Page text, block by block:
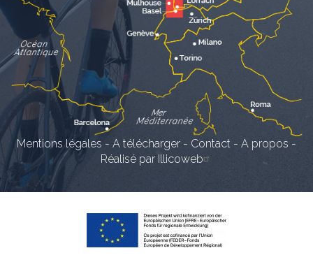
Mentions légales - A télécharger - Contact - A propos -
Réalisé par Illicoweb